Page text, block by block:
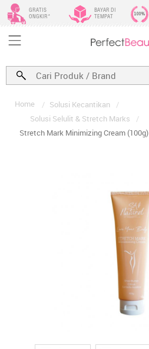
GRATIS
ONGKIR*
BAYAR DI
TEMPAT
Home / Solusi Kecantikan
/
Solusi Selulit & Stretch Marks
/
Stretch Mark Minimizing Cream (100g)